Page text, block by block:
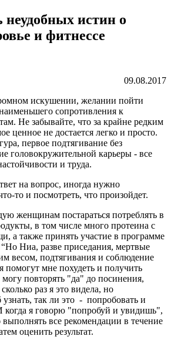
неудобных истин о
и фитнессе
09.08.2017
искушении, желании пойти
сопротивления к
Не забывайте, что за крайне редким
ценное не достается легко и просто.
первое подтягивание без
головокружительной карьеры - все
и труда.
на вопрос, иногда нужно
то и посмотреть, что произойдет.
женщинам постараться потреблять в
в том числе много протеина с
а также принять участие в программе
Ниа, разве приседания, мертвые
весом, подтягивания и соблюдение
помогут мне похудеть и получить
повторять "да" до посинения,
раз я это видела, но
так ли это - попробовать и
когда я говорю "попробуй и увидишь",
все рекомендации в течение
оценить результат.